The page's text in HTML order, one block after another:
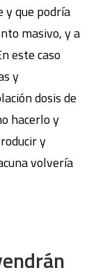
y que podría
masivo, y a
este caso
y
dosis de
hacerlo y
y
volvería